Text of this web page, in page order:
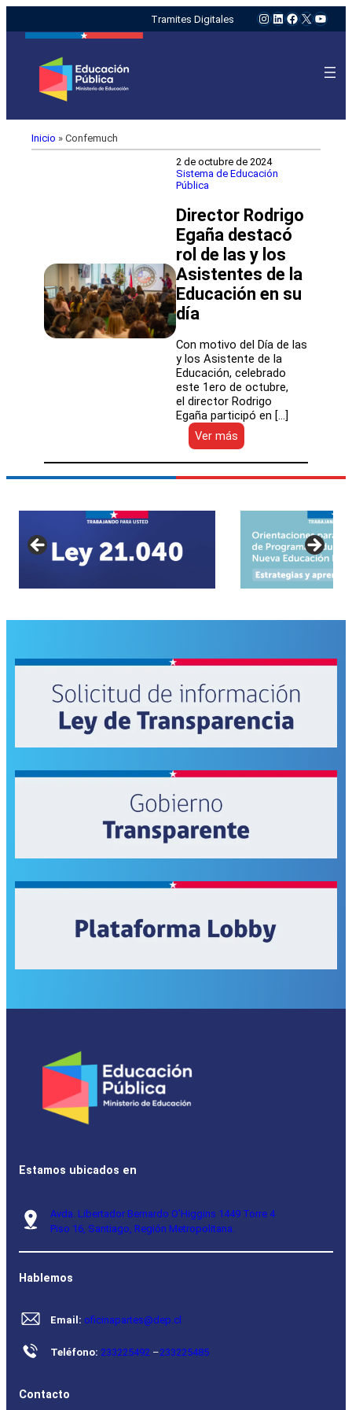
Tramites Digitales Instagram
LinkedIn
Facebook
X
Inicio » Confemuch
2 de octubre de 2024
Sistema de Educación
Pública
Director Rodrigo
Egaña destacó
rol de las y los
Asistentes de la
Educación en su
día
Con motivo del Día de las
y los Asistente de la
Educación, celebrado
este 1ero de octubre,
el director Rodrigo
Egaña participó en […]
Ver más
Director
Rodrigo
Egaña
los
Asistentes
de
Educación
día
Estamos ubicados en
Avda. Libertador Bernardo O’Higgins 1449 Torre 4
Piso 16, Santiago, Región Metropolitana.
Hablemos
Email: oficinapartes@dep.cl
Teléfono: 233225492 –233225485
Contacto